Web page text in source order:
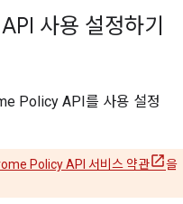
사용 설정하기
Policy API를 사용 설정
Policy API 서비스 약관
을